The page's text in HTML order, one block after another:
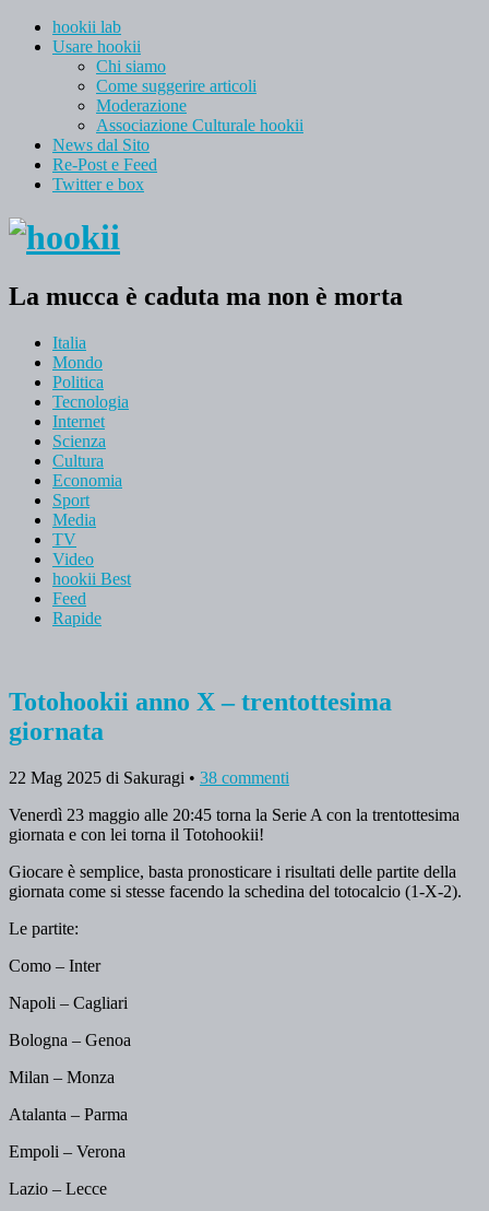
hookii lab
Usare hookii
Chi siamo
Come suggerire articoli
Moderazione
Associazione Culturale hookii
News dal Sito
Re-Post e Feed
Twitter e box
La mucca è caduta ma non è morta
Italia
Mondo
Politica
Tecnologia
Internet
Scienza
Cultura
Economia
Sport
Media
TV
Video
hookii Best
Feed
Rapide
Totohookii anno X – trentottesima
giornata
22 Mag 2025 di Sakuragi • 38 commenti
Venerdì 23 maggio alle 20:45 torna la Serie A con la trentottesima
giornata e con lei torna il Totohookii!
Giocare è semplice, basta pronosticare i risultati delle partite della
giornata come si stesse facendo la schedina del totocalcio (1-X-2).
Le partite:
Como – Inter
Napoli – Cagliari
Bologna – Genoa
Milan – Monza
Atalanta – Parma
Empoli – Verona
Lazio – Lecce